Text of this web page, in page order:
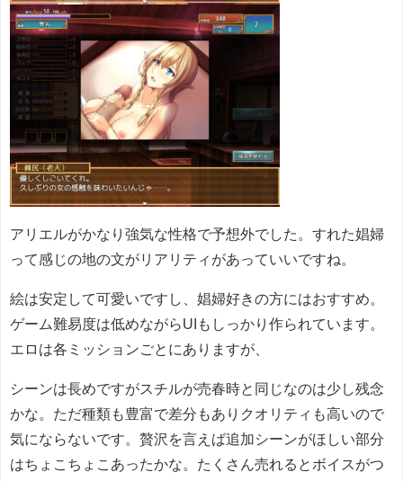
アリエルがかなり強気な性格で予想外でした。すれた娼婦
って感じの地の文がリアリティがあっていいですね。
絵は安定して可愛いですし、娼婦好きの方にはおすすめ。
ゲーム難易度は低めながらUIもしっかり作られています。
エロは各ミッションごとにありますが、
シーンは長めですがスチルが売春時と同じなのは少し残念
かな。ただ種類も豊富で差分もありクオリティも高いので
気にならないです。贅沢を言えば追加シーンがほしい部分
はちょこちょこあったかな。たくさん売れるとボイスがつ